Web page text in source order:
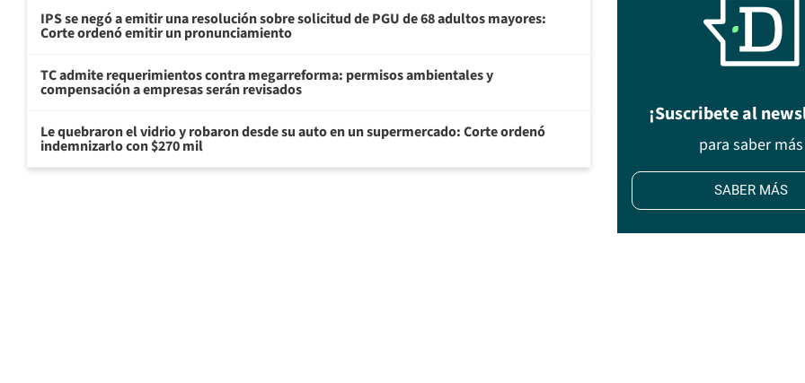
IPS se negó a emitir una resolución sobre solicitud de PGU de 68 adultos mayores:
Corte ordenó emitir un pronunciamiento
TC admite requerimientos contra megarreforma: permisos ambientales y
compensación a empresas serán revisados
Le quebraron el vidrio y robaron desde su auto en un supermercado: Corte ordenó
indemnizarlo con $270 mil
¡Suscribete al
para saber más
SABER MÁS